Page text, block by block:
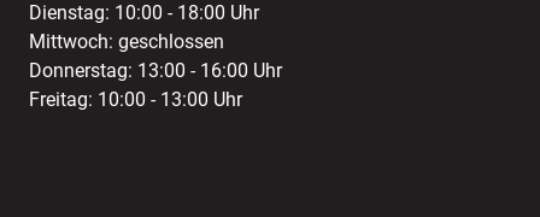
Dienstag: 10:00 - 18:00 Uhr
Mittwoch: geschlossen
Donnerstag: 13:00 - 16:00 Uhr
Freitag: 10:00 - 13:00 Uhr